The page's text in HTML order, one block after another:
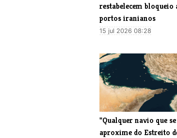
restabelecem bloqueio
portos iranianos
15 jul 2026 08:28
"Qualquer navio que se
aproxime do Estreito